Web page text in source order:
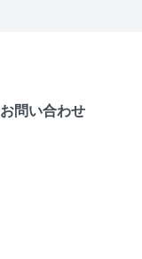
お問い合わせ